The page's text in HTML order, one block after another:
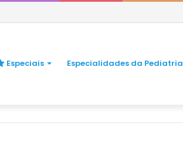
Especiais Especialidades da Pediatria